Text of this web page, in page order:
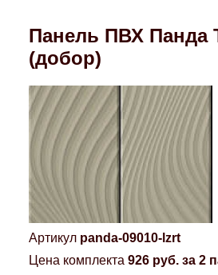
Панель ПВХ Панда
(добор)
Артикул panda-09010-lzrt
Цена комплекта 926 руб. за 2